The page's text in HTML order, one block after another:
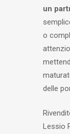
un
o
delle
Lessio